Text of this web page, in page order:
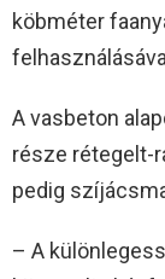
köbméter
A vasbeton
része rétegelt-
pedig
– A